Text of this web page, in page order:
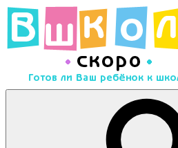
Перейти
содержимому
Много полезного материала для